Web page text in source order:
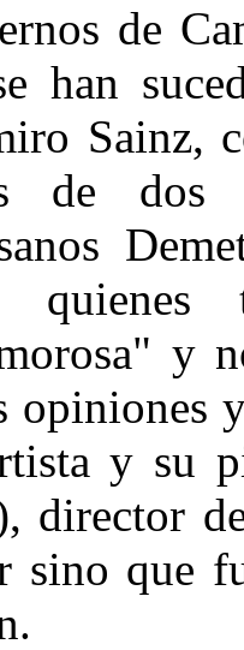
de
han
Sainz,
de dos
y
opiniones
y su
director
sino que